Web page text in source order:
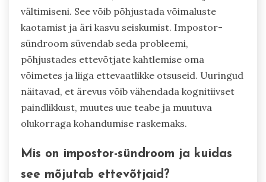
vältimiseni. See võib põhjustada võimaluste
kaotamist ja äri kasvu seiskumist. Impostor-
sündroom süvendab seda probleemi,
põhjustades ettevõtjate kahtlemise oma
võimetes ja liiga ettevaatlikke otsuseid. Uuringud
näitavad, et ärevus võib vähendada kognitiivset
paindlikkust, muutes uue teabe ja muutuva
olukorraga kohandumise raskemaks.
Mis on impostor-sündroom ja kuidas
see mõjutab ettevõtjaid?